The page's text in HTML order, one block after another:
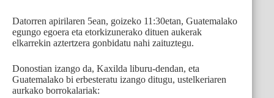
Datorren apirilaren 5ean, goizeko 11:30etan, Guatemalako
egungo egoera eta etorkizunerako dituen aukerak
elkarrekin aztertzera gonbidatu nahi zaituztegu.
Donostian izango da, Kaxilda liburu-dendan, eta
Guatemalako bi erbesteratu izango ditugu, ustelkeriaren
aurkako borrokalariak: